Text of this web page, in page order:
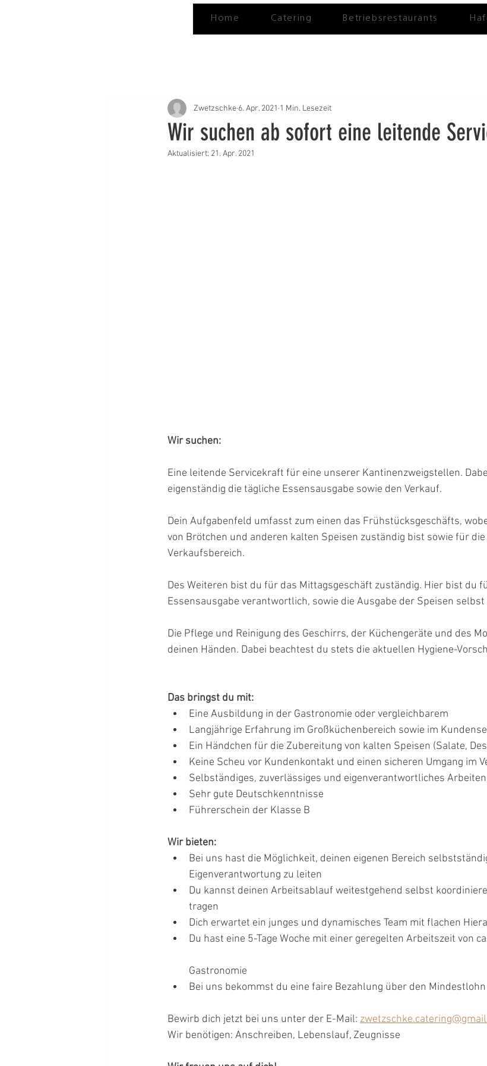
Home Catering Betriebsrestaurants
Wir suchen ab sofort eine leitende
Zwetzschke 6. Apr. 2021 1 Min. Lesezeit
Aktualisiert: 21. Apr. 2021
Wir suchen:
Eine leitende Servicekraft für eine unserer Kantinenzweigstellen.
eigenständig die tägliche Essensausgabe sowie den Verkauf.
Dein Aufgabenfeld umfasst zum einen das Frühstücksgeschäfts,
von Brötchen und anderen kalten Speisen zuständig bist sowie für
Verkaufsbereich.
Des Weiteren bist du für das Mittagsgeschäft zuständig. Hier bist du
Essensausgabe verantwortlich, sowie die Ausgabe der Speisen
Die Pflege und Reinigung des Geschirrs, der Küchengeräte und des
deinen Händen. Dabei beachtest du stets die aktuellen Hygiene-
Das bringst du mit:
Eine Ausbildung in der Gastronomie oder vergleichbarem
Langjährige Erfahrung im Großküchenbereich sowie im
Ein Händchen für die Zubereitung von kalten Speisen (Salate,
Keine Scheu vor Kundenkontakt und einen sicheren Umgang im
Selbständiges, zuverlässiges und eigenverantwortliches Arbeiten
Sehr gute Deutschkenntnisse
Führerschein der Klasse B
Wir bieten:
Bei uns hast die Möglichkeit, deinen eigenen Bereich
Eigenverantwortung zu leiten
Du kannst deinen Arbeitsablauf weitestgehend selbst
tragen
Dich erwartet ein junges und dynamisches Team mit flachen
Du hast eine 5-Tage Woche mit einer geregelten Arbeitszeit von
Gastronomie
Bei uns bekommst du eine faire Bezahlung über den Mindestlohn
Bewirb dich jetzt bei uns unter der E-Mail:
Wir benötigen: Anschreiben, Lebenslauf, Zeugnisse